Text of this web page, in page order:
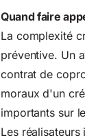
Quand faire
La complexité
préventive. Un
contrat de
moraux d'un
importants sur
Les